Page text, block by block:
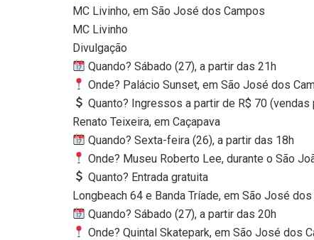
MC Livinho, em São José dos Campos
MC Livinho
Divulgação
Quando? Sábado (27), a partir das 21h
Onde? Palácio Sunset, em São José dos
Quanto? Ingressos a partir de R$ 70
Renato Teixeira, em Caçapava
Quando? Sexta-feira (26), a partir das 18h
Onde? Museu Roberto Lee, durante o São
Quanto? Entrada gratuita
Longbeach 64 e Banda Tríade, em São José
Quando? Sábado (27), a partir das 20h
Onde? Quintal Skatepark, em São José dos